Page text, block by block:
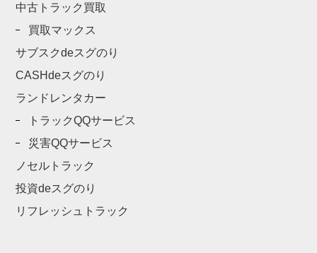
中古トラック買取
買取マックス
サブスクdeスグのり
CASHdeスグのり
ランドレンタカー
トラックQQサービス
災害QQサービス
ノセルトラック
投資deスグのり
リフレッシュトラック